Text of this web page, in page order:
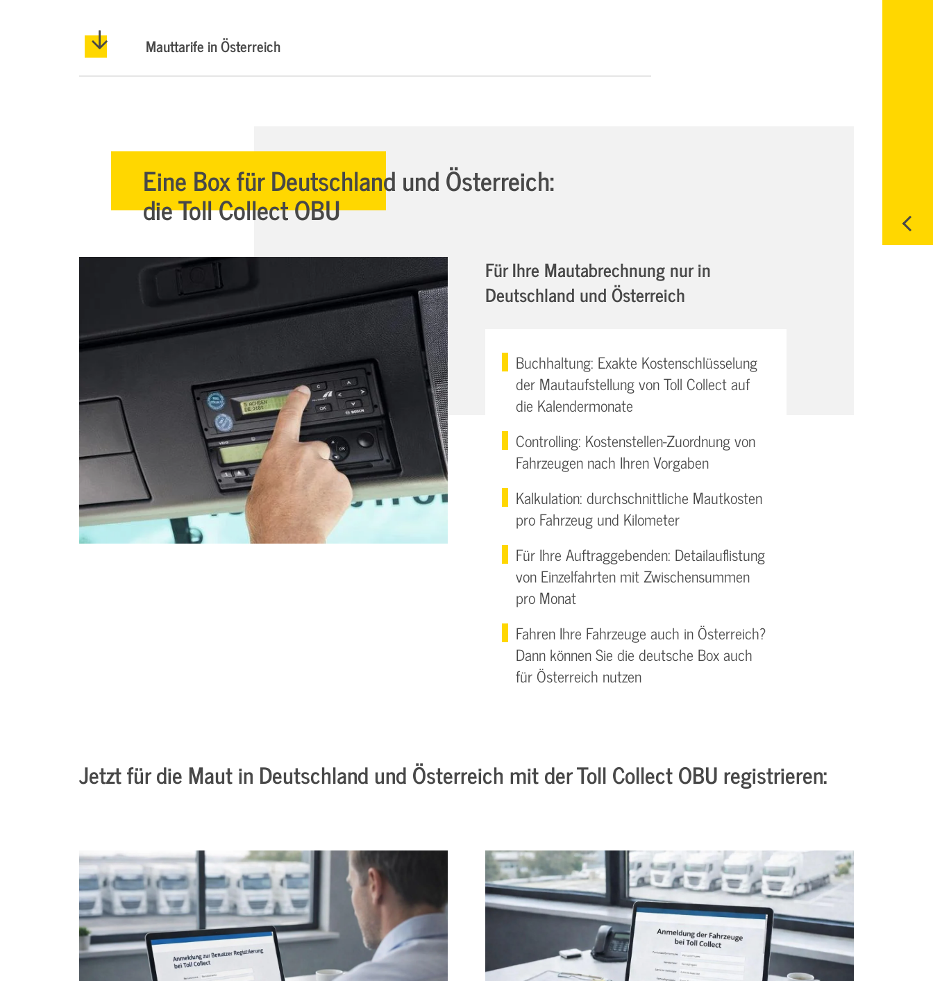
Mauttarife in Österreich
Eine Box für Deutschland und Österreich:
die Toll Collect OBU
Für Ihre Mautabrechnung nur in
Deutschland und Österreich
Buchhaltung: Exakte Kostenschlüsselung
der Mautaufstellung von Toll Collect auf
die Kalendermonate
Controlling: Kostenstellen-Zuordnung von
Fahrzeugen nach Ihren Vorgaben
Kalkulation: durchschnittliche Mautkosten
pro Fahrzeug und Kilometer
Für Ihre Auftraggebenden: Detailauflistung
von Einzelfahrten mit Zwischensummen
pro Monat
Fahren Ihre Fahrzeuge auch in Österreich?
Dann können Sie die deutsche Box auch
für Österreich nutzen
Jetzt für die Maut in Deutschland und Österreich mit der Toll Collect OBU registrieren: